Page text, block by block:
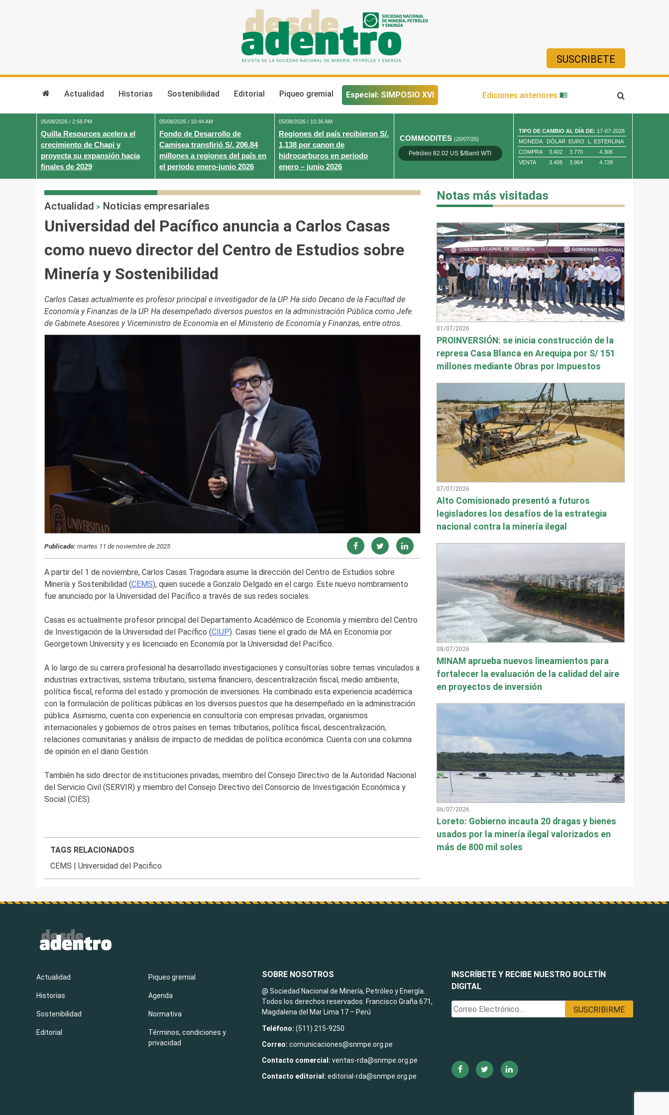
SUSCRIBETE
Actualidad Historias Sostenibilidad Editorial Piqueo gremial Especial: SIMPOSIO XVI Ediciones anteriores
05/08/2026 / 2:56 PM
Quilla Resources acelera el
crecimiento de Chapi y
proyecta su expansión hacia
finales de 2029
05/08/2026 / 10:44 AM
Fondo de Desarrollo de
Camisea transfirió S/. 206.84
millones a regiones del país en
el periodo enero-junio 2026
05/08/2026 / 10:36 AM
Regiones del país recibieron S/.
1,138 por canon de
hidrocarburos en periodo
enero – junio 2026
COMMODITES(20/07/26)
Petróleo 82.02 US $/Barril WTI Oro 4,010.80 US $/ Oz. Tr.
TIPO DE CAMBIO AL DÍA DE: 17-07-2026
MONEDA
DÓLAR EURO
L. ESTERLINA
COMPRA
3.402 3.770
4.306
VENTA
3.408 3.964 4.728
Actualidad > Noticias empresariales
Universidad del Pacífico anuncia a Carlos Casas
como nuevo director del Centro de Estudios sobre
Minería y Sostenibilidad
Carlos Casas actualmente es profesor principal e investigador de la UP. Ha sido Decano de la Facultad de
Economía y Finanzas de la UP. Ha desempeñado diversos puestos en la administración Pública como Jefe
de Gabinete Asesores y Viceministro de Economía en el Ministerio de Economía y Finanzas, entre otros.
Publicado:martes 11 de noviembre de 2025
A partir del 1 de noviembre, Carlos Casas Tragodara asume la dirección del Centro de Estudios sobre
Minería y Sostenibilidad (CEMS), quien sucede a Gonzalo Delgado en el cargo. Este nuevo nombramiento
fue anunciado por la Universidad del Pacífico a través de sus redes sociales.
Casas es actualmente profesor principal del Departamento Académico de Economía y miembro del Centro
de Investigación de la Universidad del Pacífico (CIUP). Casas tiene el grado de MA en Economía por
Georgetown University y es licenciado en Economía por la Universidad del Pacífico.
A lo largo de su carrera profesional ha desarrollado investigaciones y consultorías sobre temas vinculados a
industrias extractivas, sistema tributario, sistema financiero, descentralización fiscal, medio ambiente,
política fiscal, reforma del estado y promoción de inversiones. Ha combinado esta experiencia académica
con la formulación de políticas públicas en los diversos puestos que ha desempeñado en la administración
pública. Asimismo, cuenta con experiencia en consultoría con empresas privadas, organismos
internacionales y gobiernos de otros países en temas tributarios, política fiscal, descentralización,
relaciones comunitarias y análisis de impacto de medidas de política económica. Cuenta con una columna
de opinión en el diario Gestión.
También ha sido director de instituciones privadas, miembro del Consejo Directivo de la Autoridad Nacional
del Servicio Civil (SERVIR) y miembro del Consejo Directivo del Consorcio de Investigación Económica y
Social (CIES).
TAGS RELACIONADOS
CEMS |Universidad del Pacifico
Notas más visitadas
01/07/2026
PROINVERSIÓN: se inicia construcción de la
represa Casa Blanca en Arequipa por S/ 151
millones mediante Obras por Impuestos
07/07/2026
Alto Comisionado presentó a futuros
legisladores los desafíos de la estrategia
nacional contra la minería ilegal
08/07/2026
MINAM aprueba nuevos lineamientos para
fortalecer la evaluación de la calidad del aire
en proyectos de inversión
06/07/2026
Loreto: Gobierno incauta 20 dragas y bienes
usados por la minería ilegal valorizados en
más de 800 mil soles
INSCRÍBETE Y RECIBE NUESTRO BOLETÍN
DIGITAL
Actualidad
Historias
Sostenibilidad
Editorial
Piqueo gremial
Agenda
Normativa
Términos, condiciones y
privacidad
SOBRE NOSOTROS
@ Sociedad Nacional de Minería, Petróleo y Energía.
Todos los derechos reservados. Francisco Graña 671,
Magdalena del Mar Lima 17 – Perú
Teléfono: (511) 215-9250
Correo:comunicaciones@snmpe.org.pe
Contacto comercial: ventas-rda@snmpe.org.pe
Contacto editorial: editorial-rda@snmpe.org.pe